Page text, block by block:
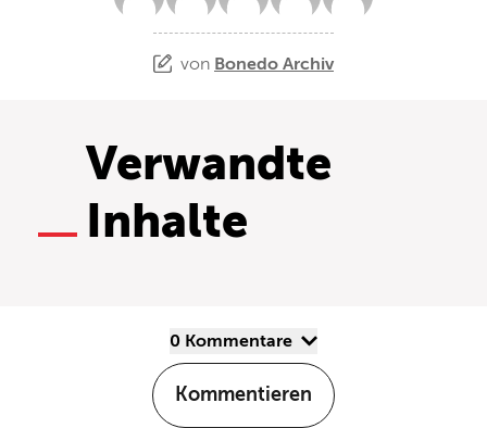
von Bonedo Archiv
Verwandte
Inhalte
0 Kommentare
Kommentieren